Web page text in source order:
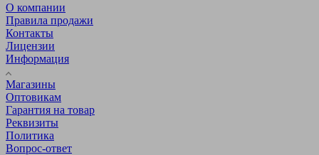
О компании
Правила продажи
Контакты
Лицензии
Информация
Магазины
Оптовикам
Гарантия на товар
Реквизиты
Политика
Вопрос-ответ